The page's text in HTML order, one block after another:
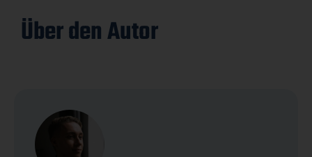
Über den Autor